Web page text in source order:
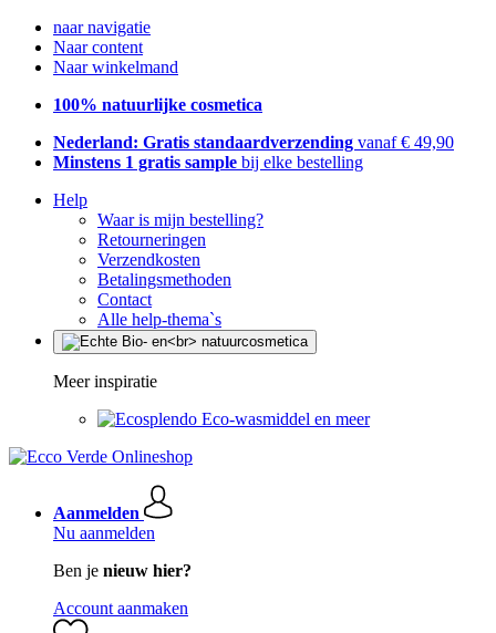
naar navigatie
Naar content
Naar winkelmand
100% natuurlijke cosmetica
Nederland: Gratis standaardverzending vanaf € 49,90
Minstens 1 gratis sample bij elke bestelling
Help
Waar is mijn bestelling?
Retourneringen
Verzendkosten
Betalingsmethoden
Contact
Alle help-thema`s
Meer inspiratie
Eco-wasmiddel en meer
Aanmelden
Nu aanmelden
Ben je nieuw hier?
Account aanmaken